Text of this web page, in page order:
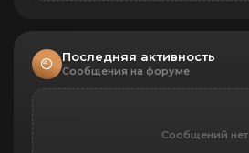
Последняя активность
Сообщения на форуме
Сообщений нет